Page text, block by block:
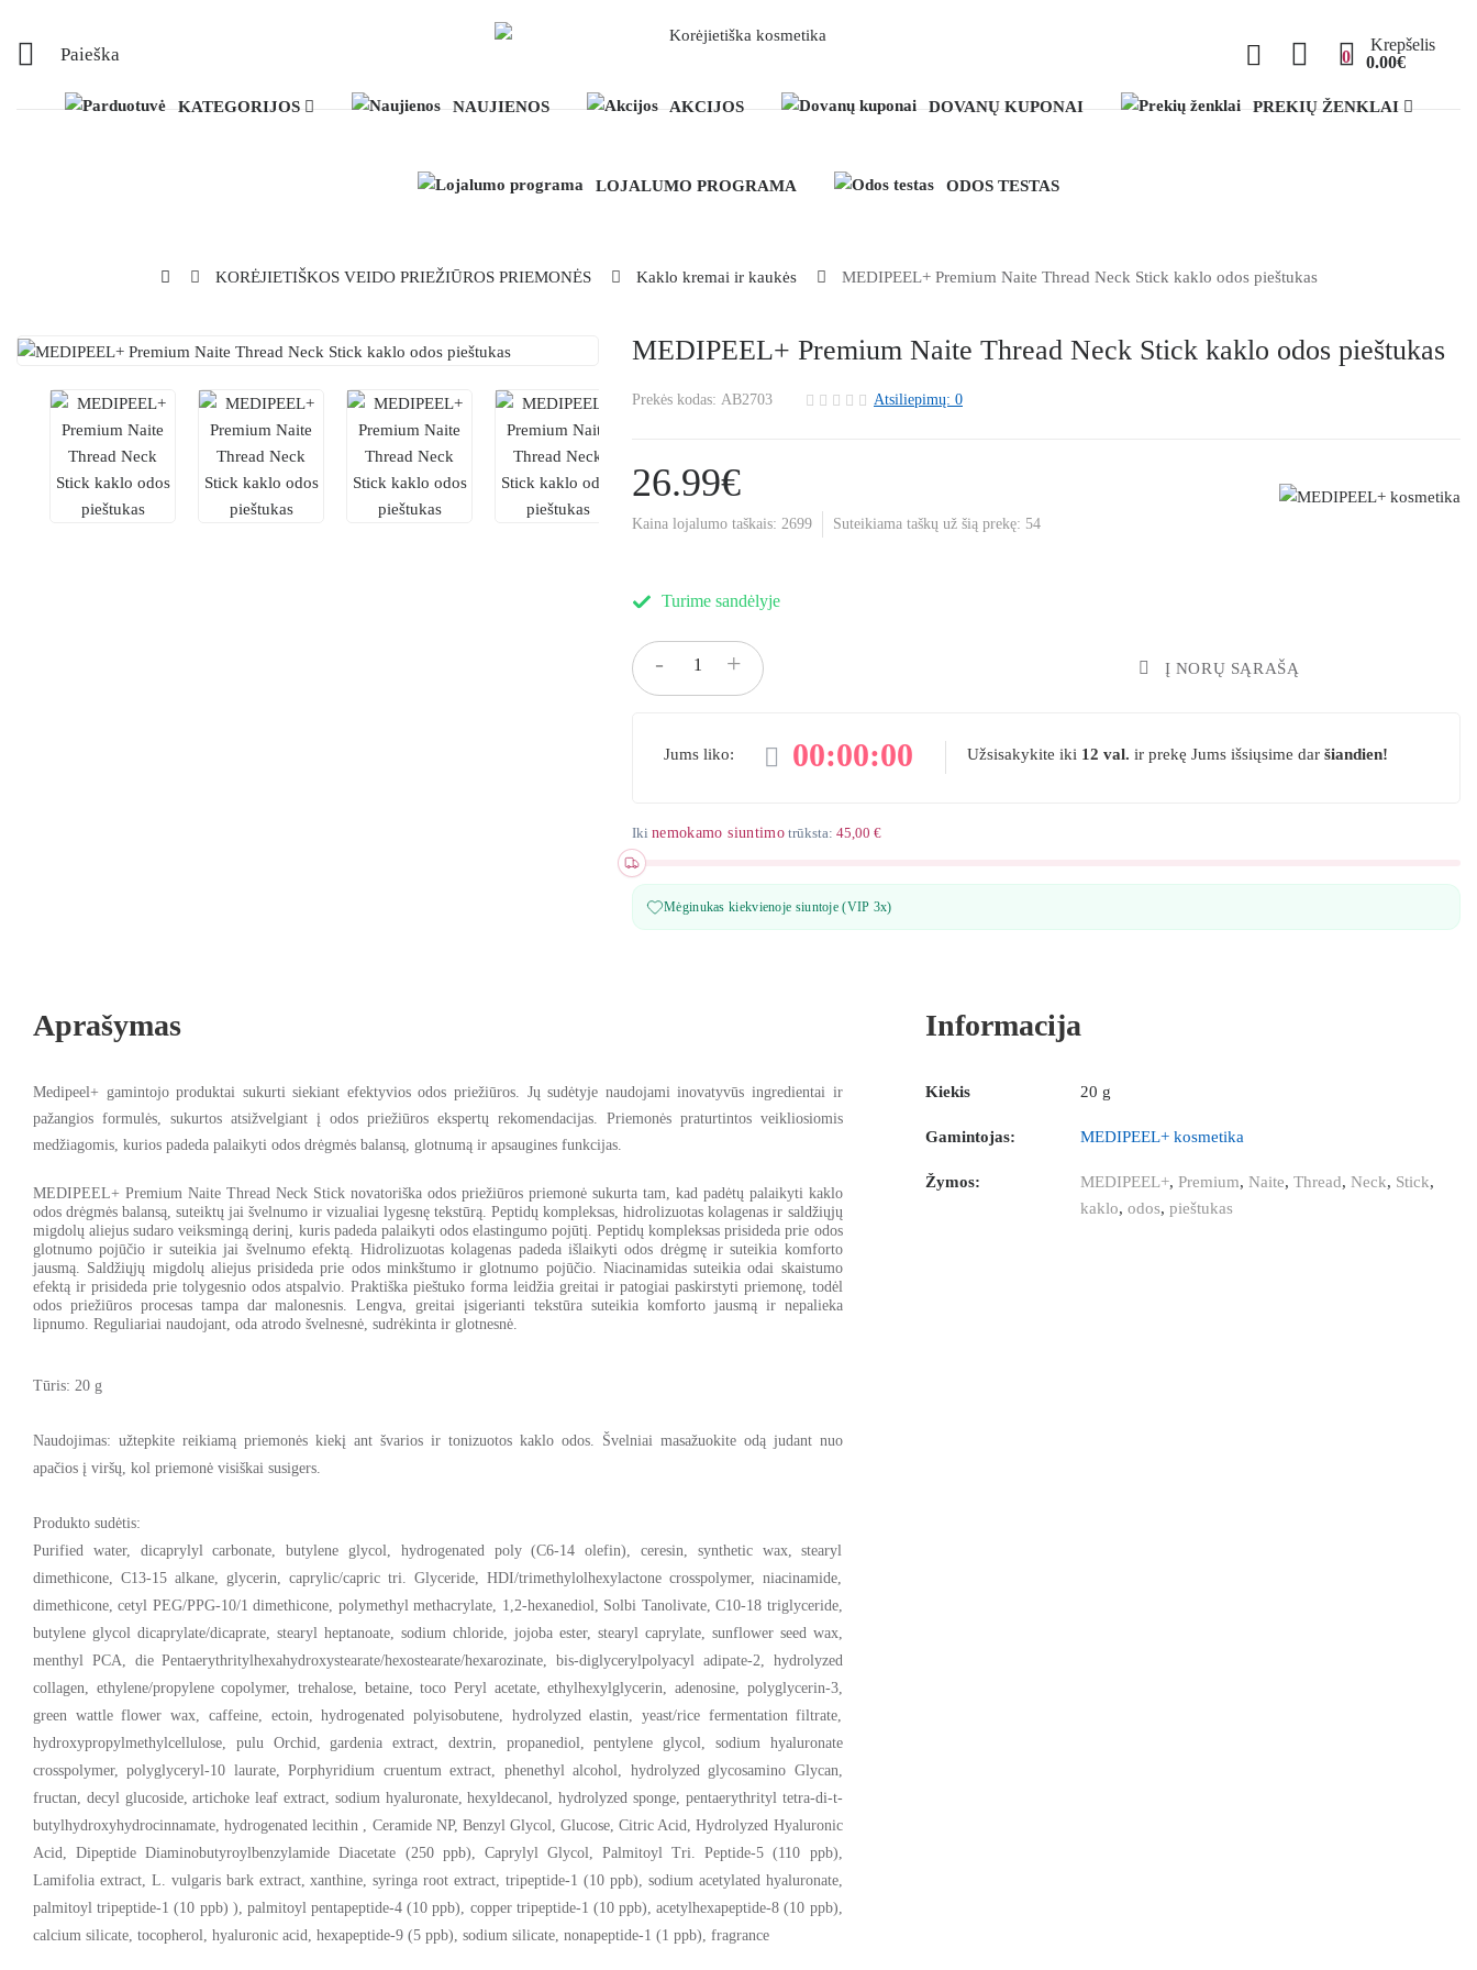
Paieška 0 0.00€
Krepšelis
KATEGORIJOS NAUJIENOS AKCIJOS DOVANŲ KUPONAI PREKIŲ ŽENKLAI
LOJALUMO PROGRAMA ODOS TESTAS
KORĖJIETIŠKOS VEIDO PRIEŽIŪROS PRIEMONĖS Kaklo kremai ir kaukės MEDIPEEL+ Premium Naite Thread Neck Stick kaklo odos pieštukas
MEDIPEEL+ Premium Naite Thread Neck Stick kaklo odos pieštukas
Prekės kodas: AB2703 Atsiliepimų: 0
26.99€
Kaina lojalumo taškais: 2699 Suteikiama taškų už šią prekę: 54
Turime sandėlyje
+
- Į NORŲ SĄRAŠĄ
Jums liko: 00:00:00 Užsisakykite iki 12 val. ir prekę Jums išsiųsime dar šiandien!
Iki nemokamo siuntimotrūksta: 45,00 €
Mėginukas kiekvienoje siuntoje (VIP 3x)
Aprašymas
Medipeel+ gamintojo produktai sukurti siekiant efektyvios odos priežiūros. Jų sudėtyje naudojami inovatyvūs ingredientai ir
pažangios formulės, sukurtos atsižvelgiant į odos priežiūros ekspertų rekomendacijas. Priemonės praturtintos veikliosiomis
medžiagomis, kurios padeda palaikyti odos drėgmės balansą, glotnumą ir apsaugines funkcijas.
MEDIPEEL+ Premium Naite Thread Neck Stick novatoriška odos priežiūros priemonėsukurta tam, kad padėtų palaikyti kaklo
odos drėgmės balansą, suteiktų jai švelnumo ir vizualiai lygesnę tekstūrą.Peptidų kompleksas, hidrolizuotas kolagenas ir saldžiųjų
migdolų aliejus sudaro veiksmingą derinį, kuris padeda palaikyti odos elastingumo pojūtį.Peptidų kompleksas prisideda prie odos
glotnumo pojūčio ir suteikia jai švelnumo efektą.Hidrolizuotas kolagenas padeda išlaikyti odos drėgmę ir suteikia komforto
jausmą. Saldžiųjų migdolų aliejusprisideda prie odos minkštumo ir glotnumo pojūčio. Niacinamidassuteikia odai skaistumo
efektą ir prisideda prie tolygesnio odos atspalvio. Praktiška pieštuko forma leidžia greitai ir patogiai paskirstyti priemonę, todėl
odos priežiūros procesas tampa dar malonesnis. Lengva, greitai įsigerianti tekstūra suteikia komforto jausmą ir nepalieka
lipnumo. Reguliariai naudojant, oda atrodo švelnesnė, sudrėkinta ir glotnesnė.
Tūris: 20 g
Naudojimas: užtepkite reikiamą priemonės kiekį ant švarios ir tonizuotos kaklo odos. Švelniai masažuokite odą judant nuo
apačios į viršų, kol priemonė visiškai susigers.
Produkto sudėtis:
Purified water, dicaprylyl carbonate, butylene glycol, hydrogenated poly (C6-14 olefin), ceresin, synthetic wax, stearyl
dimethicone, C13-15 alkane, glycerin, caprylic/capric tri. Glyceride, HDI/trimethylolhexylactone crosspolymer, niacinamide,
dimethicone, cetyl PEG/PPG-10/1 dimethicone, polymethyl methacrylate, 1,2-hexanediol, Solbi Tanolivate, C10-18 triglyceride,
butylene glycol dicaprylate/dicaprate, stearyl heptanoate, sodium chloride, jojoba ester, stearyl caprylate, sunflower seed wax,
menthyl PCA, die Pentaerythritylhexahydroxystearate/hexostearate/hexarozinate, bis-diglycerylpolyacyl adipate-2, hydrolyzed
collagen, ethylene/propylene copolymer, trehalose, betaine, toco Peryl acetate, ethylhexylglycerin, adenosine, polyglycerin-3,
green wattle flower wax, caffeine, ectoin, hydrogenated polyisobutene, hydrolyzed elastin, yeast/rice fermentation filtrate,
hydroxypropylmethylcellulose, pulu Orchid, gardenia extract, dextrin, propanediol, pentylene glycol, sodium hyaluronate
crosspolymer, polyglyceryl-10 laurate, Porphyridium cruentum extract, phenethyl alcohol, hydrolyzed glycosamino Glycan,
fructan, decyl glucoside, artichoke leaf extract, sodium hyaluronate, hexyldecanol, hydrolyzed sponge, pentaerythrityl tetra-di-t-
butylhydroxyhydrocinnamate, hydrogenated lecithin , Ceramide NP, Benzyl Glycol, Glucose, Citric Acid, Hydrolyzed Hyaluronic
Acid, Dipeptide Diaminobutyroylbenzylamide Diacetate (250 ppb), Caprylyl Glycol, Palmitoyl Tri. Peptide-5 (110 ppb),
Lamifolia extract, L. vulgaris bark extract, xanthine, syringa root extract, tripeptide-1 (10 ppb), sodium acetylated hyaluronate,
palmitoyl tripeptide-1 (10 ppb) ), palmitoyl pentapeptide-4 (10 ppb), copper tripeptide-1 (10 ppb), acetylhexapeptide-8 (10 ppb),
calcium silicate, tocopherol, hyaluronic acid, hexapeptide-9 (5 ppb), sodium silicate, nonapeptide-1 (1 ppb), fragrance
Informacija
Kiekis 20 g
Gamintojas: MEDIPEEL+ kosmetika
Žymos: MEDIPEEL+, Premium, Naite, Thread, Neck, Stick,
kaklo, odos, pieštukas